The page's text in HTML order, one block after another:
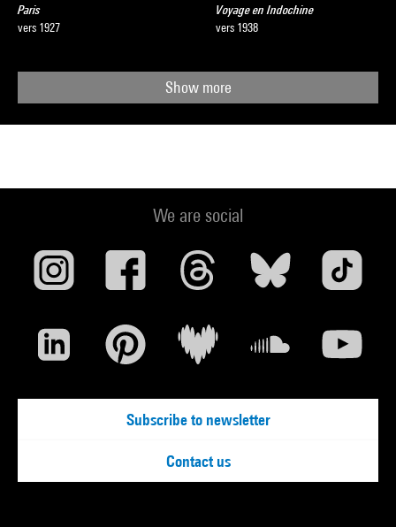
Paris
vers 1927
Voyage en Indochine
vers 1938
Show more
We are social
Subscribe to newsletter
Contact us